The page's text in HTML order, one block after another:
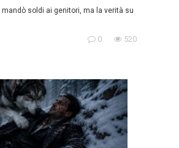
mandò soldi ai genitori, ma la verità su
0 520